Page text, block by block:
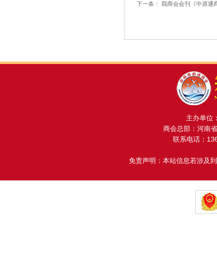
下一条： 我商会会刊《中原通
主办单位
商会总部：河南
联系电话：
免责声明：本站信息若涉及